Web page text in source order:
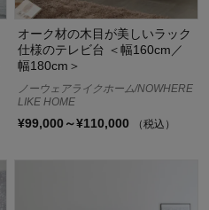
オーク材の木目が美しいラック
仕様のテレビ台 ＜幅160cm／
幅180cm＞
ノーウェアライクホーム/NOWHERE
LIKE HOME
¥99,000～¥110,000 （税込）